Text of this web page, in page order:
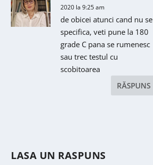
2020 la 9:25 am
de obicei atunci cand nu se
specifica, veti pune la 180
grade C pana se rumenesc
sau trec testul cu
scobitoarea
RĂSPUNS
LASA UN RASPUNS